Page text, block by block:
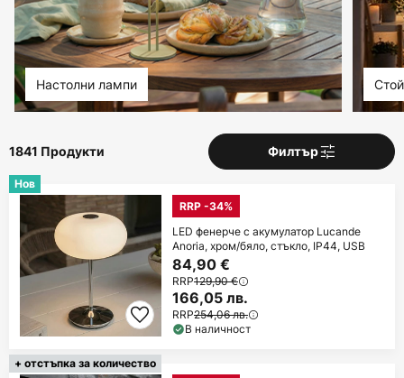
Настолни лампи
1841 Продукти Филтър
Нов
RRP -34%
LED фенерче с акумулатор Lucande
Anoria, хром/бяло, стъкло, IP44, USB
84,90 €
RRP129,90 €
166,05 лв.
RRP254,06 лв.
В наличност
+ отстъпка за количество